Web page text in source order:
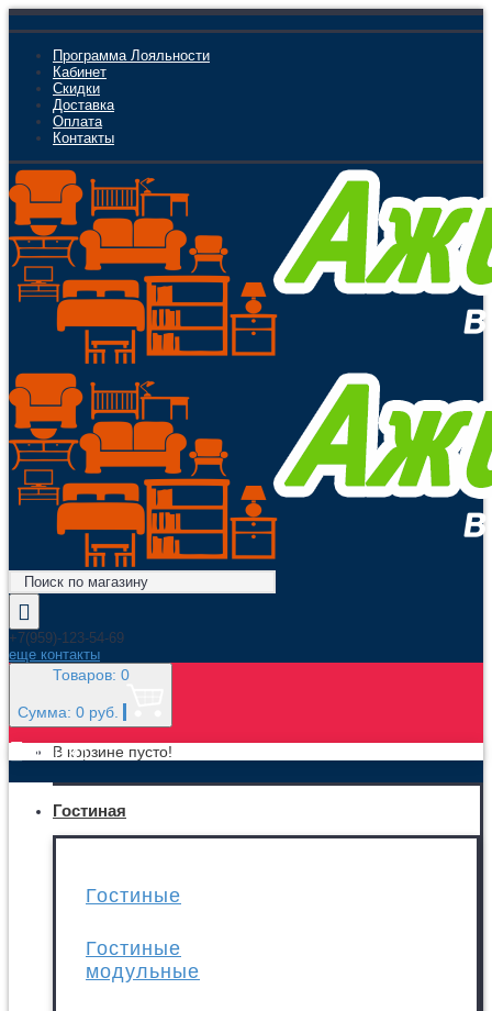
Программа Лояльности
Кабинет
Скидки
Доставка
Оплата
Контакты
+7(959)-123-54-69
еще контакты
Товаров: 0
Сумма: 0 руб.
В корзине пусто!
МЕНЮ
Гостиная
Гостиные
Гостиные
модульные